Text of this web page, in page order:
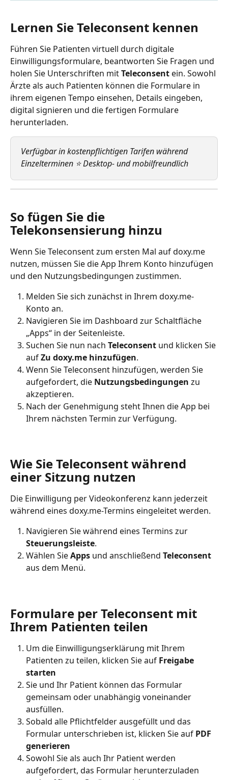
Lernen Sie Teleconsent kennen
Führen Sie Patienten virtuell durch digitale
Einwilligungsformulare, beantworten Sie Fragen und
holen Sie Unterschriften mit Teleconsent ein. Sowohl
Ärzte als auch Patienten können die Formulare in
ihrem eigenen Tempo einsehen, Details eingeben,
digital signieren und die fertigen Formulare
herunterladen.
Verfügbar in kostenpflichtigen Tarifen während
Einzelterminen ⭐ Desktop- und mobilfreundlich
So fügen Sie die
Telekonsensierung hinzu
Wenn Sie Teleconsent zum ersten Mal auf doxy.me
nutzen, müssen Sie die App Ihrem Konto hinzufügen
und den Nutzungsbedingungen zustimmen.
Melden Sie sich zunächst in Ihrem doxy.me-
Konto an.
Navigieren Sie im Dashboard zur Schaltfläche
„Apps“ in der Seitenleiste.
Suchen Sie nun nach Teleconsent und klicken Sie
auf Zu doxy.me hinzufügen.
Wenn Sie Teleconsent hinzufügen, werden Sie
aufgefordert, die Nutzungsbedingungen zu
akzeptieren.
Nach der Genehmigung steht Ihnen die App bei
Ihrem nächsten Termin zur Verfügung.
Wie Sie Teleconsent während
einer Sitzung nutzen
Die Einwilligung per Videokonferenz kann jederzeit
während eines doxy.me-Termins eingeleitet werden.
Navigieren Sie während eines Termins zur
Steuerungsleiste.
Wählen Sie Apps und anschließend Teleconsent
aus dem Menü.
Formulare per Teleconsent mit
Ihrem Patienten teilen
Um die Einwilligungserklärung mit Ihrem
Patienten zu teilen, klicken Sie auf Freigabe
starten
Sie und Ihr Patient können das Formular
gemeinsam oder unabhängig voneinander
ausfüllen.
Sobald alle Pflichtfelder ausgefüllt und das
Formular unterschrieben ist, klicken Sie auf PDF
generieren
Sowohl Sie als auch Ihr Patient werden
aufgefordert, das Formular herunterzuladen